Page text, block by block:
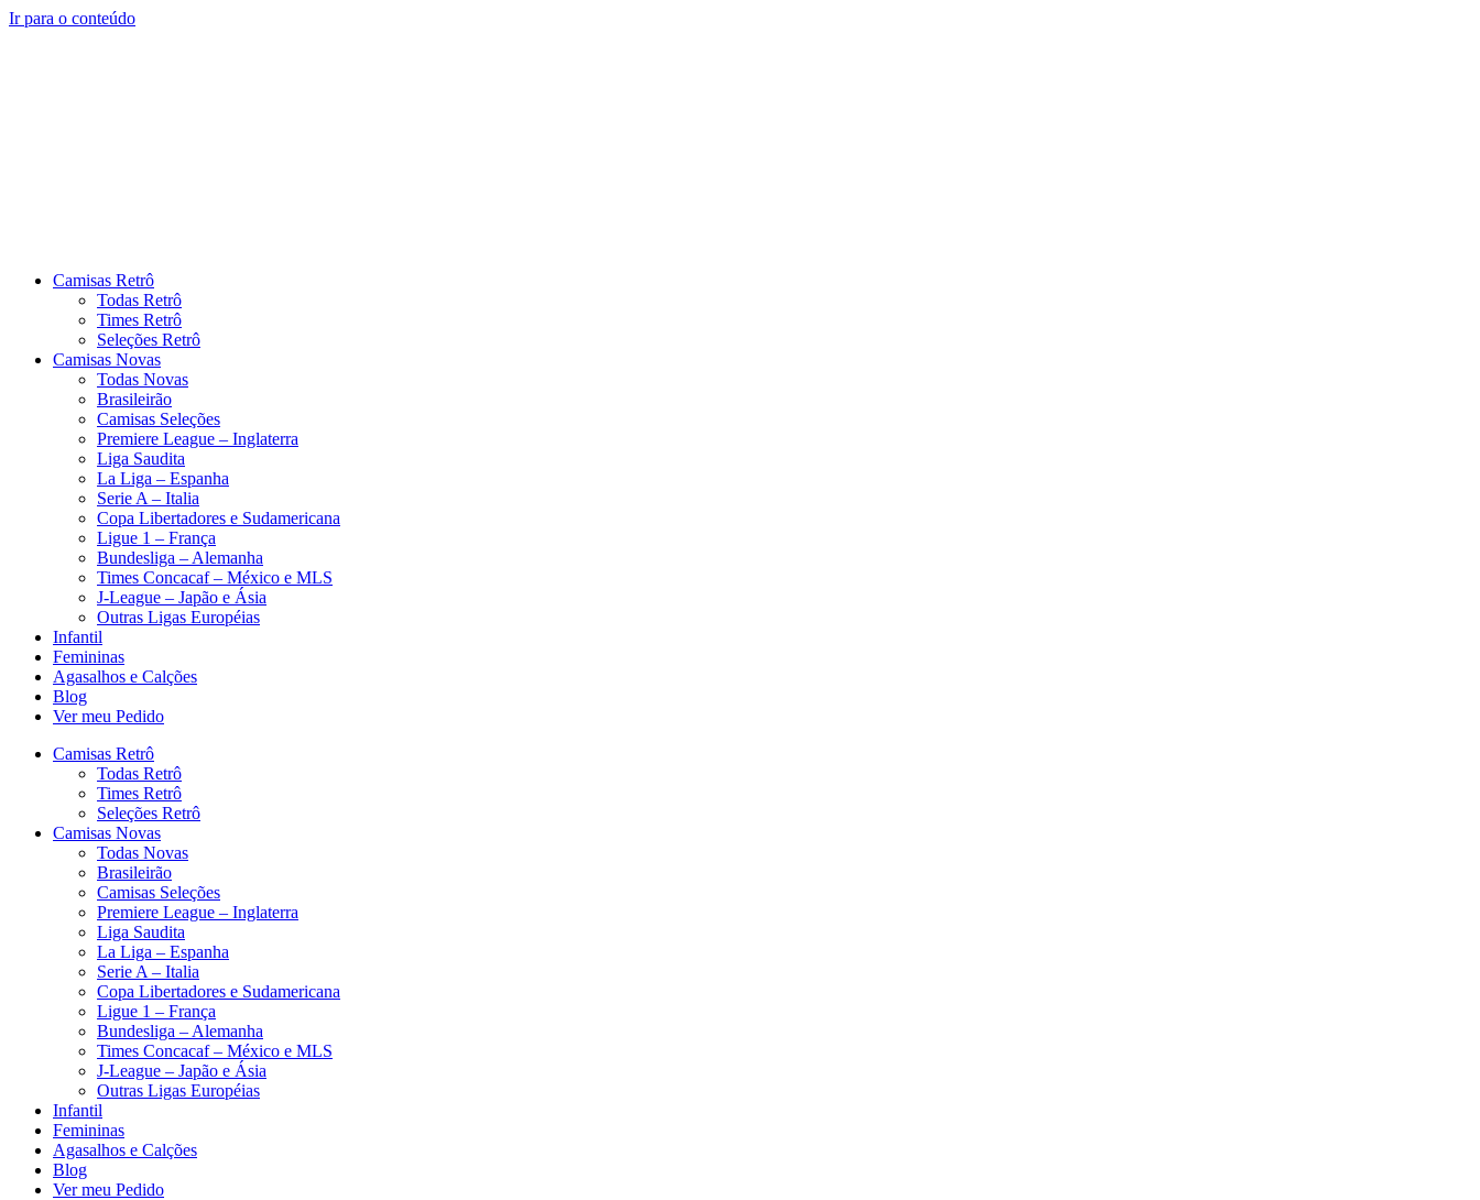
Ir para o conteúdo
Camisas Retrô
Todas Retrô
Times Retrô
Seleções Retrô
Camisas Novas
Todas Novas
Brasileirão
Camisas Seleções
Premiere League – Inglaterra
Liga Saudita
La Liga – Espanha
Serie A – Italia
Copa Libertadores e Sudamericana
Ligue 1 – França
Bundesliga – Alemanha
Times Concacaf – México e MLS
J-League – Japão e Ásia
Outras Ligas Européias
Infantil
Femininas
Agasalhos e Calções
Blog
Ver meu Pedido
Camisas Retrô
Todas Retrô
Times Retrô
Seleções Retrô
Camisas Novas
Todas Novas
Brasileirão
Camisas Seleções
Premiere League – Inglaterra
Liga Saudita
La Liga – Espanha
Serie A – Italia
Copa Libertadores e Sudamericana
Ligue 1 – França
Bundesliga – Alemanha
Times Concacaf – México e MLS
J-League – Japão e Ásia
Outras Ligas Européias
Infantil
Femininas
Agasalhos e Calções
Blog
Ver meu Pedido